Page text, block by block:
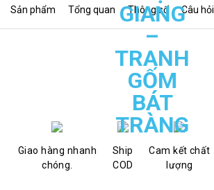
Sản phẩm Tổng quan Thông số Câu hỏi
Giao hàng nhanh
chóng.
Ship
COD
Cam kết chất
lượng